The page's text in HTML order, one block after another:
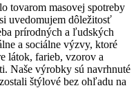
tovarom masovej spotreby
uvedomujem dôležitosť
prírodných a ľudských
a sociálne výzvy, ktoré
látok, farieb, vzorov a
Naše výrobky sú navrhnuté
štýlové bez ohľadu na